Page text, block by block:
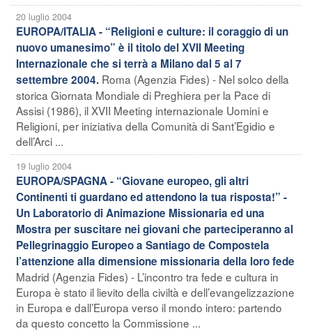
20 luglio 2004
EUROPA/ITALIA - “Religioni e culture: il coraggio di un
nuovo umanesimo” è il titolo del XVII Meeting
Internazionale che si terrà a Milano dal 5 al 7
settembre 2004. Roma (Agenzia Fides) - Nel solco della
storica Giornata Mondiale di Preghiera per la Pace di
Assisi (1986), il XVII Meeting internazionale Uomini e
Religioni, per iniziativa della Comunità di Sant’Egidio e
dell’Arci ...
19 luglio 2004
EUROPA/SPAGNA - “Giovane europeo, gli altri
Continenti ti guardano ed attendono la tua risposta!” -
Un Laboratorio di Animazione Missionaria ed una
Mostra per suscitare nei giovani che parteciperanno al
Pellegrinaggio Europeo a Santiago de Compostela
l’attenzione alla dimensione missionaria della loro fede
Madrid (Agenzia Fides) - L’incontro tra fede e cultura in
Europa è stato il lievito della civiltà e dell’evangelizzazione
in Europa e dall’Europa verso il mondo intero: partendo
da questo concetto la Commissione ...